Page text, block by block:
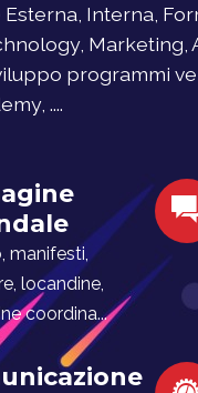
Interna,
Marketing,
programmi
....
manifesti,
locandine,
coordina...